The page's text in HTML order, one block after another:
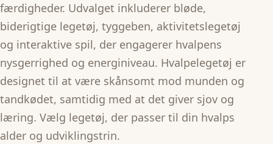
færdigheder. Udvalget inkluderer bløde,
biderigtige legetøj, tyggeben, aktivitetslegetøj
og interaktive spil, der engagerer hvalpens
nysgerrighed og energiniveau. Hvalpelegetøj er
designet til at være skånsomt mod munden og
tandkødet, samtidig med at det giver sjov og
læring. Vælg legetøj, der passer til din hvalps
alder og udviklingstrin.